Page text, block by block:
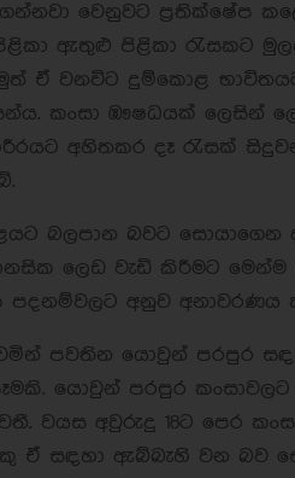
වෙනුවට ප්‍රතික්ෂේප
ඇතුළු පිළිකා රැසකට
ඒ වනවිට දුම්කොළ
කංසා ඹෟෂධයක් ලෙසින්
අහිතකර දෑ රැසක්
බලපාන බවට සොයාගෙන
ලෙඩ වැඩි කිරීමට මෙන්ම
අනුව අනාවරණය
පවතින යොවුන් පරපුර
යොවුන් පරපුර
වයස අවුරුදු 18ට පෙර
ඒ සඳහා ඇබ්බැහි වන බව